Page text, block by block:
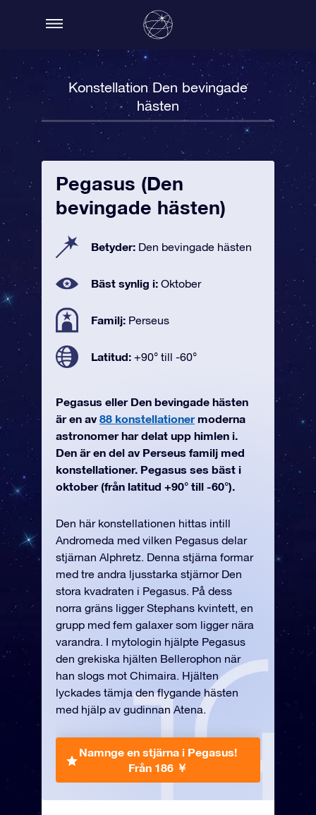
Konstellation Den bevingade
hästen
Pegasus (Den
bevingade hästen)
Betyder: Den bevingade hästen
Bäst synlig i: Oktober
Familj: Perseus
Latitud: +90° till -60°
Pegasus eller Den bevingade hästen
är en av 88 konstellationermoderna
astronomer har delat upp himlen i.
Den är en del av Perseus familj med
konstellationer. Pegasus ses bäst i
oktober (från latitud +90° till -60°).
Den här konstellationen hittas intill
Andromeda med vilken Pegasus delar
stjärnan Alphretz. Denna stjärna formar
med tre andra ljusstarka stjärnor Den
stora kvadraten i Pegasus. På dess
norra gräns ligger Stephans kvintett, en
grupp med fem galaxer som ligger nära
varandra. I mytologin hjälpte Pegasus
den grekiska hjälten Bellerophon när
han slogs mot Chimaira. Hjälten
lyckades tämja den flygande hästen
med hjälp av gudinnan Atena.
Namnge en stjärna i Pegasus!
Från 186 ￥